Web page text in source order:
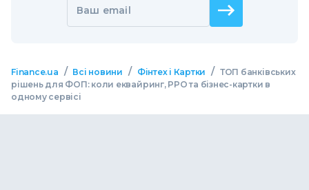
Ваш email
Finance.ua / Всі новини / Фінтех і Картки / ТОП банківських
рішень для ФОП: коли еквайринг, РРО та бізнес-картки в
одному сервісі